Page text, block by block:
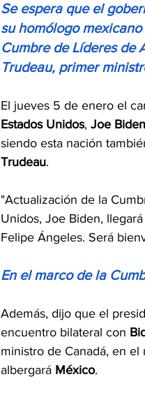
Se espera que el
su homólogo
Cumbre de Líderes de
Trudeau, primer
El jueves 5 de enero el
Estados Unidos, Joe Biden
siendo esta nación
Trudeau.
"Actualización de la
Unidos, Joe Biden,
Felipe Ángeles. Será
En el marco de la
Además, dijo que el
encuentro bilateral con
ministro de Canadá, en el
albergará México.